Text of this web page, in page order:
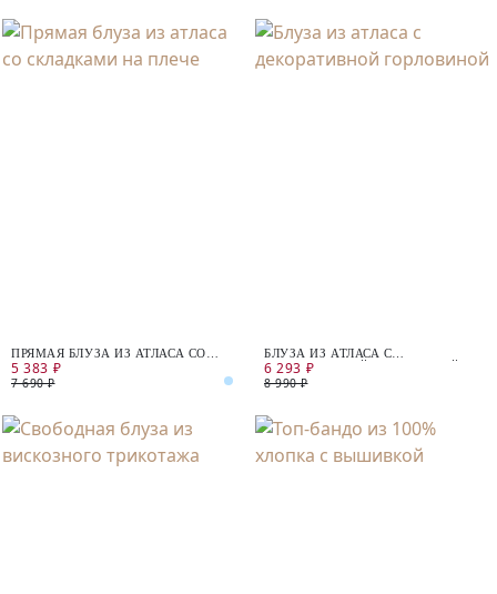
ПРЯМАЯ БЛУЗА ИЗ АТЛАСА СО
СКЛАДКАМИ НА ПЛЕЧЕ
5 383 ₽
7 690 ₽
БЛУЗА ИЗ АТЛАСА С
ДЕКОРАТИВНОЙ ГОРЛОВИНОЙ
6 293 ₽
8 990 ₽